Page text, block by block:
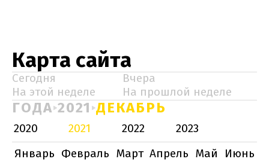
Карта сайта
Сегодня
Вчера
На этой неделе
На прошлой неделе
ГОДА 2021 ДЕКАБРЬ
2020 2021 2022
2023
Январь Февраль Март Апрель Май
Июнь